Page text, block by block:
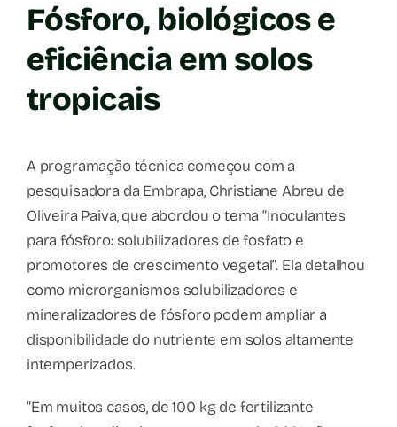
Fósforo, biológicos e
eficiência em solos
tropicais
A programação técnica começou com a
pesquisadora da Embrapa, Christiane Abreu de
Oliveira Paiva, que abordou o tema “Inoculantes
para fósforo: solubilizadores de fosfato e
promotores de crescimento vegetal”. Ela detalhou
como microrganismos solubilizadores e
mineralizadores de fósforo podem ampliar a
disponibilidade do nutriente em solos altamente
intemperizados.
“Em muitos casos, de 100 kg de fertilizante